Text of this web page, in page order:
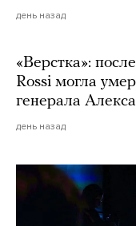
день назад
«Верстка»:
Rossi могла
генерала
день назад